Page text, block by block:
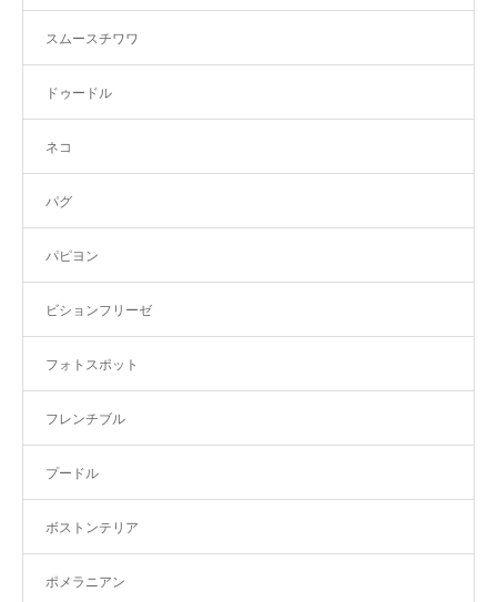
スムースチワワ
ドゥードル
ネコ
パグ
パピヨン
ビションフリーゼ
フォトスポット
フレンチブル
プードル
ボストンテリア
ポメラニアン